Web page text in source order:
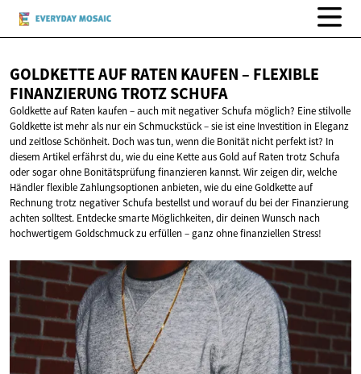
GOLDKETTE AUF RATEN KAUFEN – FLEXIBLE
FINANZIERUNGTROTZ SCHUFA
Goldkette auf Raten kaufen – auch mit negativer Schufa möglich? Eine stilvolle
Goldkette ist mehr als nur ein Schmuckstück – sie ist eine Investition in Eleganz
und zeitlose Schönheit. Doch was tun, wenn die Bonität nicht perfekt ist? In
diesem Artikel erfährst du, wie du eine Kette aus Gold auf Raten trotz Schufa
oder sogar ohne Bonitätsprüfung finanzieren kannst. Wir zeigen dir, welche
Händler flexible Zahlungsoptionen anbieten, wie du eine Goldkette auf
Rechnung trotz negativer Schufa bestellst und worauf du bei der Finanzierung
achten solltest. Entdecke smarte Möglichkeiten, dir deinen Wunsch nach
hochwertigem Goldschmuck zu erfüllen – ganz ohne finanziellen Stress!